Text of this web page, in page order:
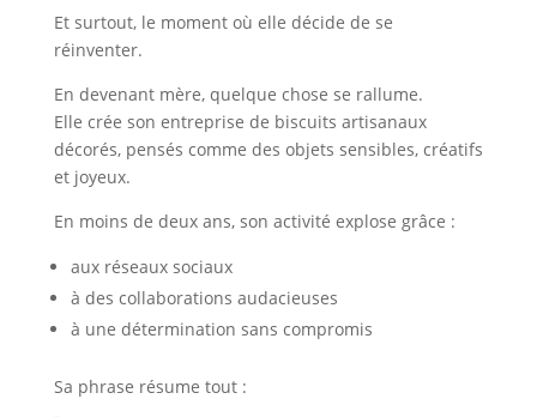
Et surtout, le moment où elle décide de se
réinventer.
En devenant mère, quelque chose se rallume.
Elle crée son entreprise de biscuits artisanaux
décorés, pensés comme des objets sensibles, créatifs
et joyeux.
En moins de deux ans, son activité explose grâce :
aux réseaux sociaux
à des collaborations audacieuses
à une détermination sans compromis
Sa phrase résume tout :